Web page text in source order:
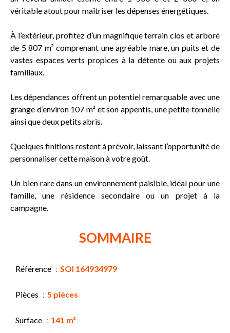
véritable atout pour maîtriser les dépenses énergétiques.
À l’extérieur, profitez d’un magnifique terrain clos et arboré
de 5 807 m² comprenant une agréable mare, un puits et de
vastes espaces verts propices à la détente ou aux projets
familiaux.
Les dépendances offrent un potentiel remarquable avec une
grange d’environ 107 m² et son appentis, une petite tonnelle
ainsi que deux petits abris.
Quelques finitions restent à prévoir, laissant l’opportunité de
personnaliser cette maison à votre goût.
Un bien rare dans un environnement paisible, idéal pour une
famille, une résidence secondaire ou un projet à la
campagne.
SOMMAIRE
Référence SOI 164934979
Pièces 5 pièces
Surface 141 m²